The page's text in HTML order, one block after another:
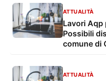
ATTUALITÀ
Lavori Aqp
Possibili
comune di
ATTUALITÀ